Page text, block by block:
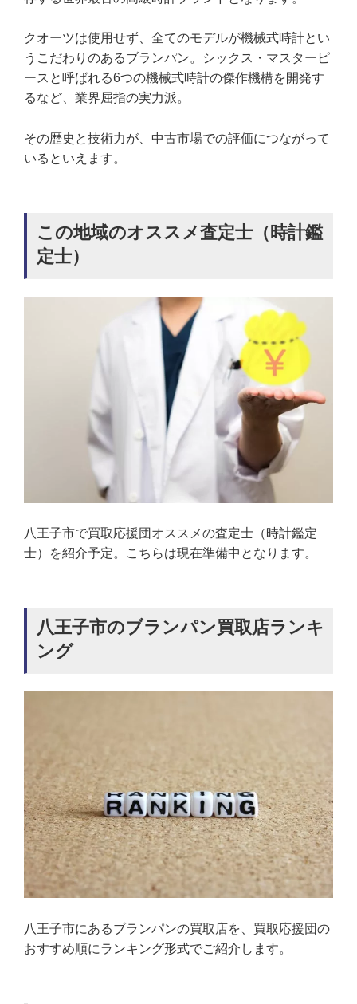
クオーツは使用せず、全てのモデルが機械式時計とい
うこだわりのあるブランパン。シックス・マスターピ
ースと呼ばれる6つの機械式時計の傑作機構を開発す
るなど、業界屈指の実力派。
その歴史と技術力が、中古市場での評価につながって
いるといえます。
この地域のオススメ査定士（時計鑑
定士）
八王子市で買取応援団オススメの査定士（時計鑑定
士）を紹介予定。こちらは現在準備中となります。
八王子市のブランパン買取店ランキ
ング
八王子市にあるブランパンの買取店を、買取応援団の
おすすめ順にランキング形式でご紹介します。